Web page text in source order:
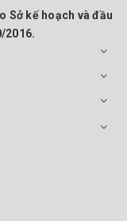
Sở kế hoạch và đầu
2016.